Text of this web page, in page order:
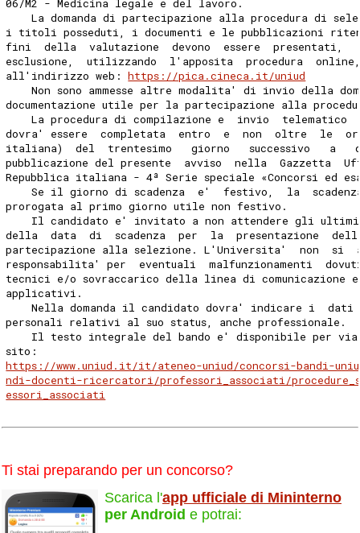
La domanda di partecipazione alla procedura di
i titoli posseduti, i documenti e le pubblicazioni
fini  della  valutazione  devono  essere  presentati,
esclusione,  utilizzando  l'apposita  procedura
all'indirizzo web: https://pica.cineca.it/uniud
Non sono ammesse altre modalita' di invio della
documentazione utile per la partecipazione alla
La procedura di compilazione e  invio  telematico
dovra' essere  completata  entro  e  non  oltre  le
italiana)  del  trentesimo   giorno   successivo   a
pubblicazione del presente  avviso  nella  Gazzetta
Repubblica italiana - 4ª Serie speciale «Concorsi ed
Se il giorno di scadenza  e'  festivo,  la
prorogata al primo giorno utile non festivo.
Il candidato e' invitato a non attendere gli
della  data  di  scadenza  per  la  presentazione
partecipazione alla selezione. L'Universita'  non  si
responsabilita' per  eventuali  malfunzionamenti
tecnici e/o sovraccarico della linea di comunicazione
applicativi.
Nella domanda il candidato dovra' indicare i  dati
personali relativi al suo status, anche professionale.
Il testo integrale del bando e' disponibile per
sito:
https://www.uniud.it/it/ateneo-uniud/concorsi-bandi-
ndi-docenti-ricercatori/professori_associati/
essori_associati
Ti stai preparando per un concorso?
Scarica l'app ufficiale di Mininterno
per Android e potrai: